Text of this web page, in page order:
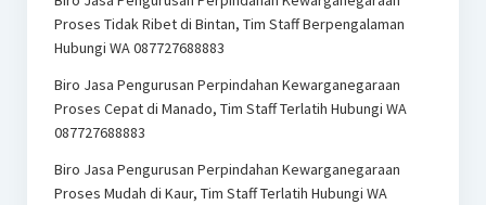
Proses Tidak Ribet di Bintan, Tim Staff Berpengalaman
Hubungi WA 087727688883
Biro Jasa Pengurusan Perpindahan Kewarganegaraan
Proses Cepat di Manado, Tim Staff Terlatih Hubungi WA
087727688883
Biro Jasa Pengurusan Perpindahan Kewarganegaraan
Proses Mudah di Kaur, Tim Staff Terlatih Hubungi WA